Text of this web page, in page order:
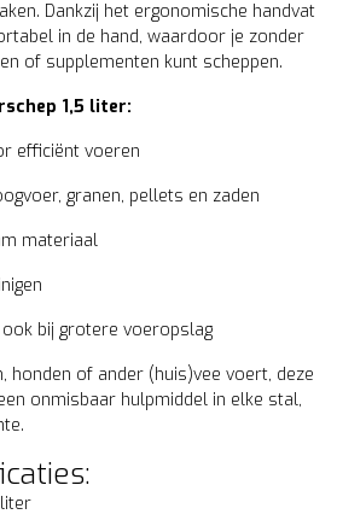
Dankzij het ergonomische handvat
in de hand, waardoor je zonder
of supplementen kunt scheppen.
1,5 liter:
efficiënt voeren
granen, pellets en zaden
materiaal
ook bij grotere voeropslag
honden of ander (huis)vee voert, deze
onmisbaar hulpmiddel in elke stal,